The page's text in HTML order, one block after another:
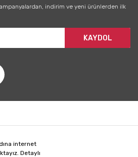
internet
Detaylı
indirim ve yeni ürünlerden ilk
KAYDOL